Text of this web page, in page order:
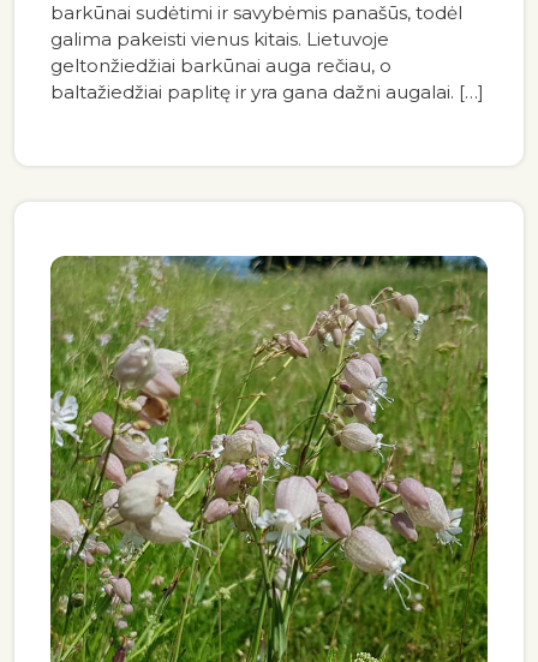
barkūnai sudėtimi ir savybėmis panašūs, todėl
galima pakeisti vienus kitais. Lietuvoje
geltonžiedžiai barkūnai auga rečiau, o
baltažiedžiai paplitę ir yra gana dažni augalai. […]